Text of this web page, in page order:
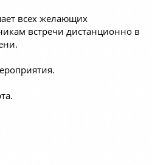
всех желающих
встречи дистанционно в